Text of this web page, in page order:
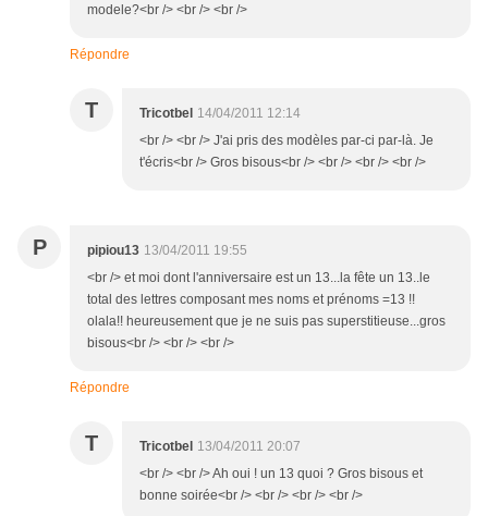
modele?<br /> <br /> <br />
Répondre
T Tricotbel 14/04/2011 12:14
<br /> <br /> J'ai pris des modèles par-ci par-là. Je
t'écris<br /> Gros bisous<br /> <br /> <br /> <br />
P pipiou13 13/04/2011 19:55
<br /> et moi dont l'anniversaire est un 13...la fête un 13..le
total des lettres composant mes noms et prénoms =13 !!
olala!! heureusement que je ne suis pas superstitieuse...gros
bisous<br /> <br /> <br />
Répondre
T Tricotbel 13/04/2011 20:07
<br /> <br /> Ah oui ! un 13 quoi ? Gros bisous et
bonne soirée<br /> <br /> <br /> <br />